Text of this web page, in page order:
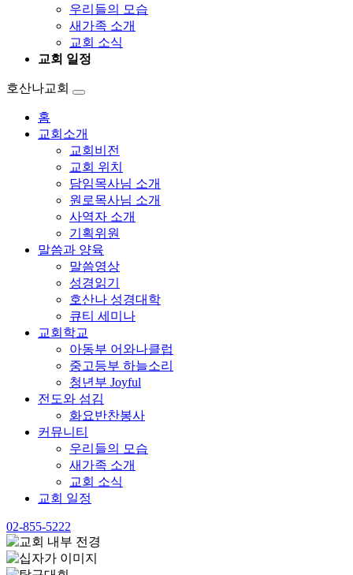
우리들의 모습
새가족 소개
교회 소식
교회 일정
호산나교회
홈
교회소개
교회비전
교회 위치
담임목사님 소개
원로목사님 소개
사역자 소개
기획위원
말씀과 양육
말씀영상
성경읽기
호산나 성경대학
큐티 세미나
교회학교
아동부 어와나클럽
중고등부 하늘소리
청년부 Joyful
전도와 섬김
화요반찬봉사
커뮤니티
우리들의 모습
새가족 소개
교회 소식
교회 일정
02-855-5222